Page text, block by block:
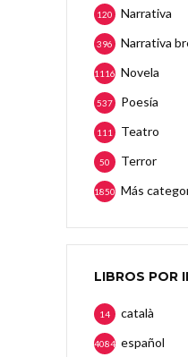
Narrativa
120
Narrativa
396
Novela
1116
Poesía
537
Teatro
111
Terror
50
Más
1850
LIBROS POR
català
14
español
4084